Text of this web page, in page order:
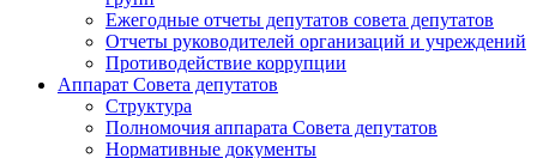
Ежегодные отчеты депутатов совета депутатов
Отчеты руководителей организаций и учреждений
Противодействие коррупции
Аппарат Совета депутатов
Структура
Полномочия аппарата Совета депутатов
Нормативные документы